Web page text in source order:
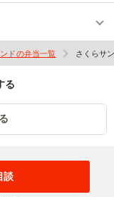
ドの弁当一覧 さくらサ
る
談